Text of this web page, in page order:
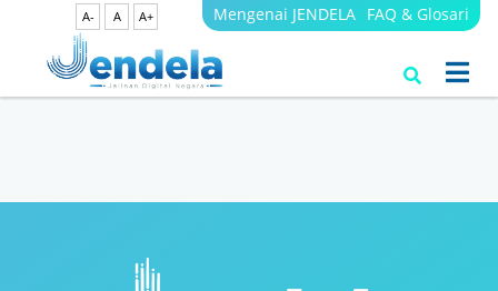
A- A A+ Mengenai JENDELA FAQ & Glosari
Search Results